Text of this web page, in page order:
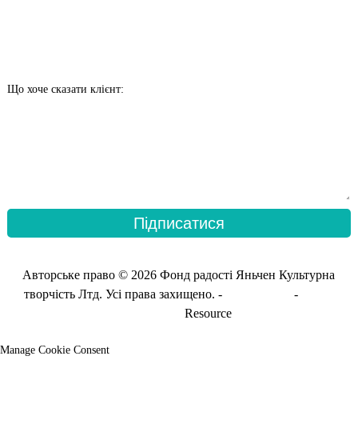
Що хоче сказати клієнт:
Підписатися
Авторське право © 2026 Фонд радості Яньчен Культурна
творчість Лтд. Усі права захищено. -
-
Resource
Manage Cookie Consent